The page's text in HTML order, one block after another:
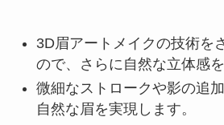
3D眉アートメイクの技術を
ので、さらに自然な立体感を
微細なストロークや影の追
自然な眉を実現します。